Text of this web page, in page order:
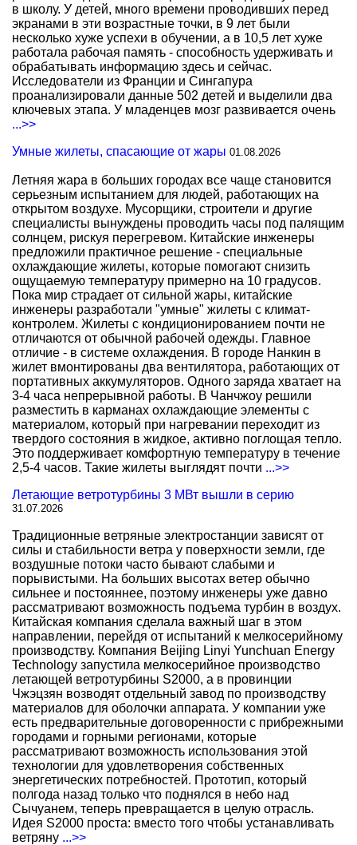
в школу. У детей, много времени проводивших перед
экранами в эти возрастные точки, в 9 лет были
несколько хуже успехи в обучении, а в 10,5 лет хуже
работала рабочая память - способность удерживать и
обрабатывать информацию здесь и сейчас.
Исследователи из Франции и Сингапура
проанализировали данные 502 детей и выделили два
ключевых этапа. У младенцев мозг развивается очень
...>>
Умные жилеты, спасающие от жары 01.08.2026
Летняя жара в больших городах все чаще становится
серьезным испытанием для людей, работающих на
открытом воздухе. Мусорщики, строители и другие
специалисты вынуждены проводить часы под палящим
солнцем, рискуя перегревом. Китайские инженеры
предложили практичное решение - специальные
охлаждающие жилеты, которые помогают снизить
ощущаемую температуру примерно на 10 градусов.
Пока мир страдает от сильной жары, китайские
инженеры разработали "умные" жилеты с климат-
контролем. Жилеты с кондиционированием почти не
отличаются от обычной рабочей одежды. Главное
отличие - в системе охлаждения. В городе Нанкин в
жилет вмонтированы два вентилятора, работающих от
портативных аккумуляторов. Одного заряда хватает на
3-4 часа непрерывной работы. В Чанчжоу решили
разместить в карманах охлаждающие элементы с
материалом, который при нагревании переходит из
твердого состояния в жидкое, активно поглощая тепло.
Это поддерживает комфортную температуру в течение
2,5-4 часов. Такие жилеты выглядят почти ...>>
Летающие ветротурбины 3 МВт вышли в серию
31.07.2026
Традиционные ветряные электростанции зависят от
силы и стабильности ветра у поверхности земли, где
воздушные потоки часто бывают слабыми и
порывистыми. На больших высотах ветер обычно
сильнее и постояннее, поэтому инженеры уже давно
рассматривают возможность подъема турбин в воздух.
Китайская компания сделала важный шаг в этом
направлении, перейдя от испытаний к мелкосерийному
производству. Компания Beijing Linyi Yunchuan Energy
Technology запустила мелкосерийное производство
летающей ветротурбины S2000, а в провинции
Чжэцзян возводят отдельный завод по производству
материалов для оболочки аппарата. У компании уже
есть предварительные договоренности с прибрежными
городами и горными регионами, которые
рассматривают возможность использования этой
технологии для удовлетворения собственных
энергетических потребностей. Прототип, который
полгода назад только что поднялся в небо над
Сычуанем, теперь превращается в целую отрасль.
Идея S2000 проста: вместо того чтобы устанавливать
ветряну ...>>